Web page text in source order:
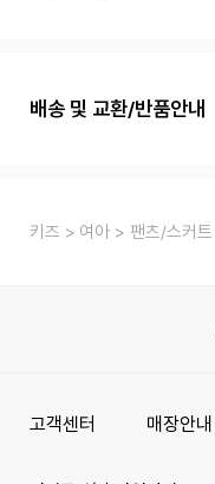
배송 및 교환/반품안내
키즈 여아 팬츠/스커트
고객센터 매장안내